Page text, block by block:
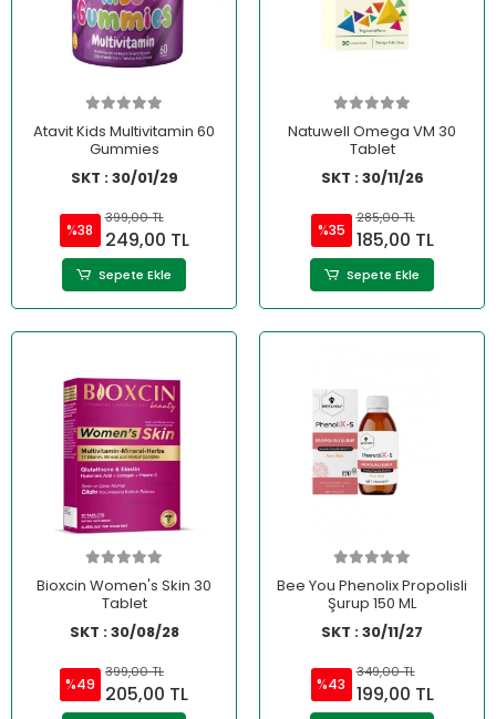
Atavit Kids Multivitamin 60
Gummies
SKT : 30/01/29
%38
399,00 TL
249,00 TL
Sepete Ekle
Natuwell Omega VM 30
Tablet
SKT : 30/11/26
%35
285,00 TL
185,00 TL
Sepete Ekle
Bioxcin Women's Skin 30
Tablet
SKT : 30/08/28
%49
399,00 TL
205,00 TL
Bee You Phenolix Propolisli
Şurup 150 ML
SKT : 30/11/27
%43
349,00 TL
199,00 TL